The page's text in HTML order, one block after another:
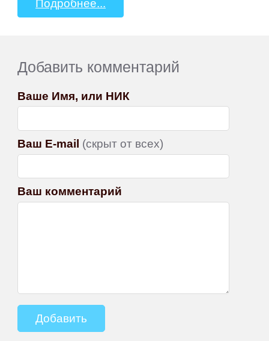
Подробнее...
Добавить комментарий
Ваше Имя, или НИК
Ваш E-mail (скрыт от всех)
Ваш комментарий